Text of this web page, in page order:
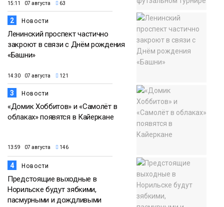
15:11 07 августа 63
2 Новости
Ленинский проспект частично
закроют в связи с Днём рождения
«Башни»
14:30 07 августа 121
3 Новости
«Домик Хоббитов» и «Самолёт в
облаках» появятся в Кайеркане
13:59 07 августа 146
4 Новости
Предстоящие выходные в
Норильске будут зябкими,
пасмурными и дождливыми